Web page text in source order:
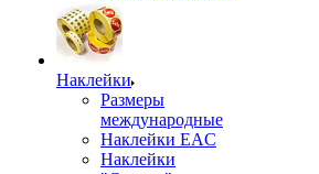
Наклейки
Размеры
международные
Наклейки EAC
Наклейки